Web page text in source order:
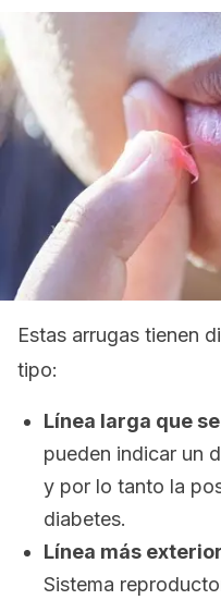
Estas arrugas tienen
tipo:
Línea larga que
pueden indicar un
y por lo tanto la
diabetes.
Línea más
Sistema